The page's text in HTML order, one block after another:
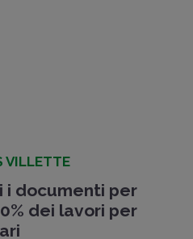
VILLETTE
i documenti per
dei lavori per